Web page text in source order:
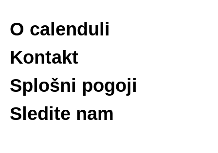
O calenduli
Kontakt
Splošni pogoji
Sledite nam